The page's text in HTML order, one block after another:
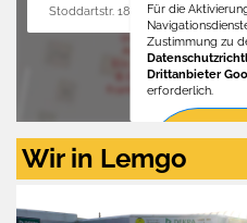
Stoddartstr. 18, 32758 Detmold
Für die
Zustimmung zu
Drittanbieter
erforderlich.
Wir in Lemgo